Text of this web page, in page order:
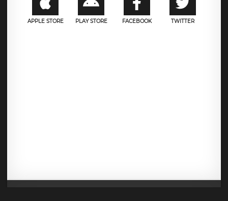
APPLE STORE PLAY STORE FACEBOOK TWITTER